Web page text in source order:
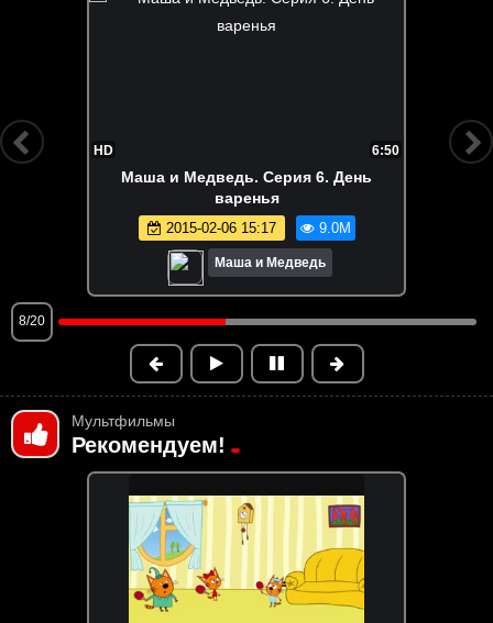
FHD 7:30
Маша и Медведь. Серия 147. Летучий
корабль
2025-04-17 11:51 8.9M
Маша и Медведь
9/20
Мультфильмы
Рекомендуем!